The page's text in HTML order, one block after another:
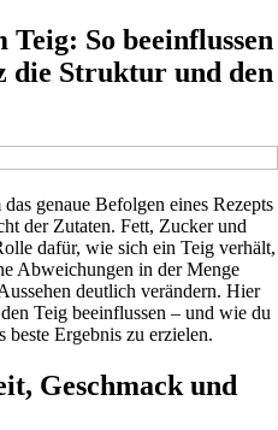
So beeinflussen
die Struktur und den
genaue Befolgen eines Rezepts
der Zutaten. Fett, Zucker und
dafür, wie sich ein Teig verhält,
Abweichungen in der Menge
deutlich verändern. Hier
Teig beeinflussen – und wie du
beste Ergebnis zu erzielen.
Geschmack und